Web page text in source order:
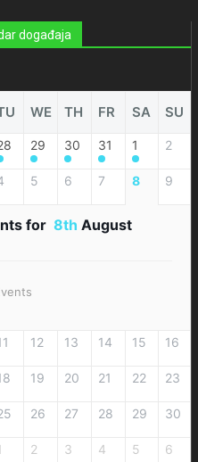
događaja
WE TH FR SA SU
29 30 31 1 2
5 6 7 8 9
for 8th August
12 13 14 15 16
19 20 21 22 23
26 27 28 29 30
2 3 4 5 6